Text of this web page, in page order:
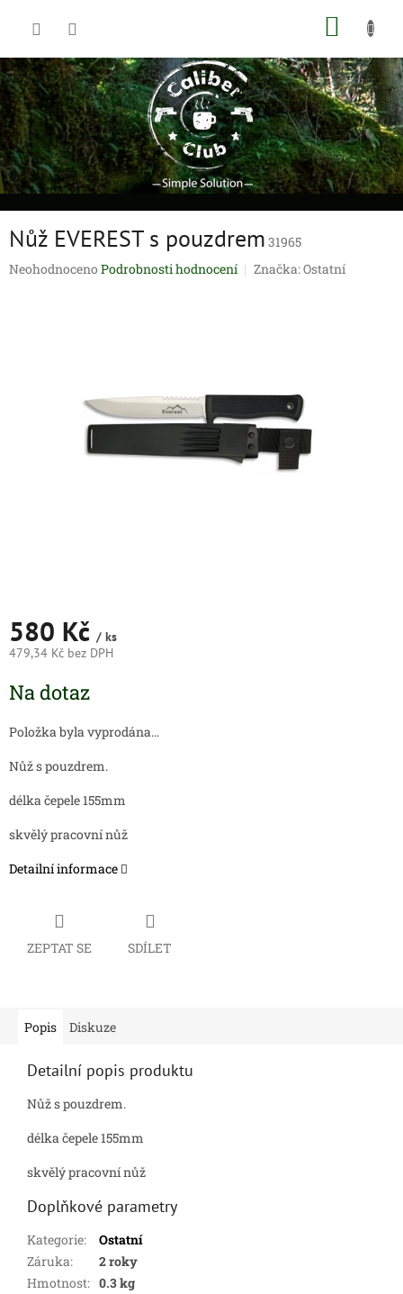
Nůž EVEREST s pouzdrem 31965
Průměrné
Neohodnoceno Podrobnosti hodnocení Značka:Ostatní
580 Kč / ks
479,34 Kč bez DPH
cena:
Na dotaz
Položka byla vyprodána…
Nůž s pouzdrem.
délka čepele 155mm
skvělý pracovní nůž
Detailní informace
ZEPTAT SE SDÍLET
Popis Diskuze
Detailní popis produktu
Nůž s pouzdrem.
délka čepele 155mm
skvělý pracovní nůž
Doplňkové parametry
Kategorie:
Ostatní
Záruka:
2 roky
Hmotnost: 0.3 kg